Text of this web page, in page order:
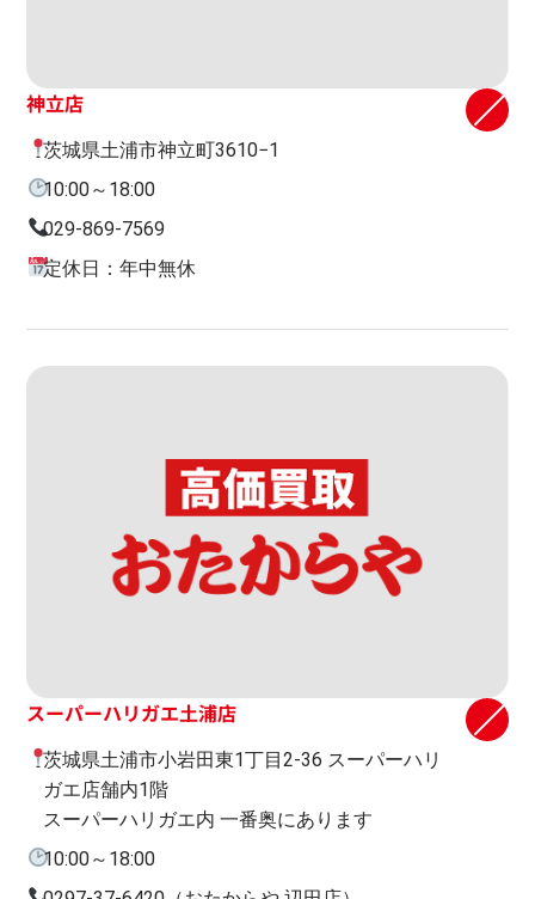
神立店
茨城県土浦市神立町3610−1
10:00～18:00
029-869-7569
定休日：年中無休
スーパーハリガエ土浦店
茨城県土浦市小岩田東1丁目2-36 スーパーハリ
ガエ店舗内1階
スーパーハリガエ内 一番奥にあります
10:00～18:00